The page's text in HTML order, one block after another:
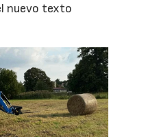
nuevo texto